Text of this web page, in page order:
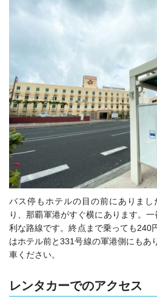
バス停もホテルの目の前にありま
り、那覇軍港がすぐ横にあります。
利な路線です。終点まで乗っても240
はホテル前と331号線の軍港側にもあ
車ください。
レンタカーでのアクセス